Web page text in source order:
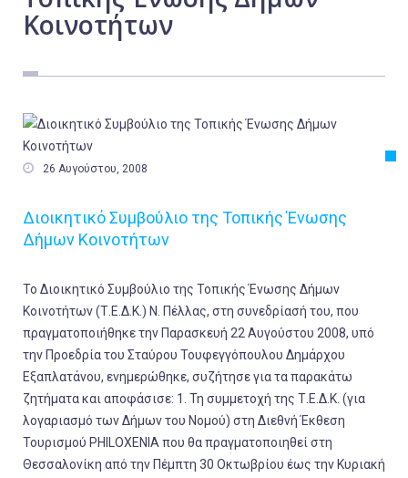
Κοινοτήτων
 26 Αυγούστου, 2008
Διοικητικό Συμβούλιο της Τοπικής Ένωσης
Δήμων Κοινοτήτων
Το Διοικητικό Συμβούλιο της Τοπικής Ένωσης Δήμων
Κοινοτήτων (Τ.Ε.Δ.Κ.) Ν. Πέλλας, στη συνεδρίασή του, που
πραγματοποιήθηκε την Παρασκευή 22 Αυγούστου 2008, υπό
την Προεδρία του Σταύρου Τουφεγγόπουλου Δημάρχου
Εξαπλατάνου, ενημερώθηκε, συζήτησε για τα παρακάτω
ζητήματα και αποφάσισε: 1. Τη συμμετοχή της Τ.Ε.Δ.Κ. (για
λογαριασμό των Δήμων του Νομού) στη Διεθνή Έκθεση
Τουρισμού PHILOXENIA που θα πραγματοποιηθεί στη
Θεσσαλονίκη από την Πέμπτη 30 Οκτωβρίου έως την Κυριακή